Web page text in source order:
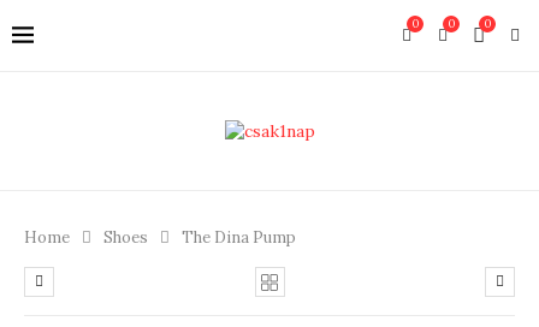
0
0
0
Home Shoes The Dina Pump